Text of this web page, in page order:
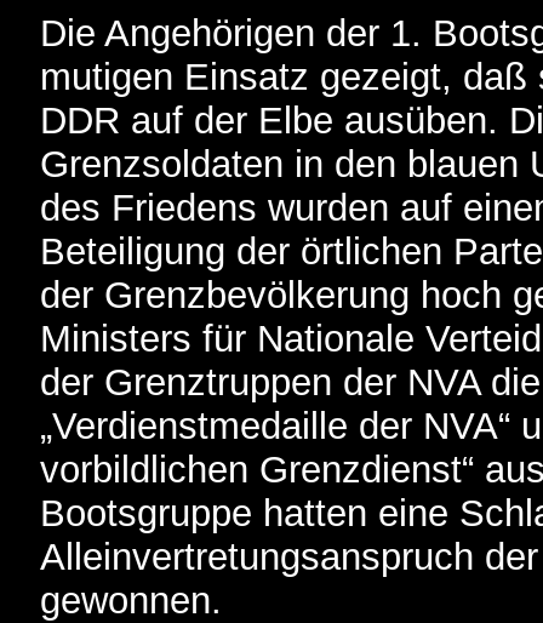
Die Angehörigen der 1.
mutigen Einsatz gezeigt,
DDR auf der Elbe ausüben.
Grenzsoldaten in den blauen
des Friedens wurden auf
Beteiligung der örtlichen
der Grenzbevölkerung hoch
Ministers für Nationale
der Grenztruppen der NVA
„Verdienstmedaille der NVA“
vorbildlichen Grenzdienst“
Bootsgruppe hatten eine
Alleinvertretungsanspruch
gewonnen.